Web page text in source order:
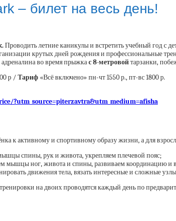
– билет на весь день!
Проводить летние каникулы и встретить учебный год с
крутых дней рождения и профессиональные
во время прыжкас 8-метровойтарзанки,
р / Тариф«Всё включено» пн-чт 1550 р., пт-вс 1800 р.
?utm_source=piterzavtra&utm_medium=afisha
к активному и спортивному образу жизни, а для
спины, рук и живота, укрепляем плечевой пояс;
мышцы ног, живота и спины, развиваем координацию и
движения тела, вязать интересные и сложные
на двоих проводятся каждый день по